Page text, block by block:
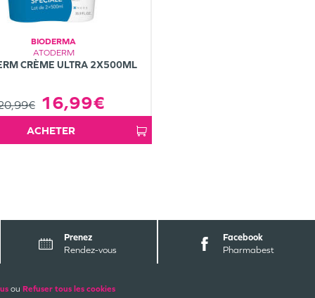
ou Refuser tous les cookies
BIODERMA
ATODERM
CRÈME ULTRA 2X500ML
16,99€
ACHETER
Prenez
Rendez-vous
Facebook
Pharmabest